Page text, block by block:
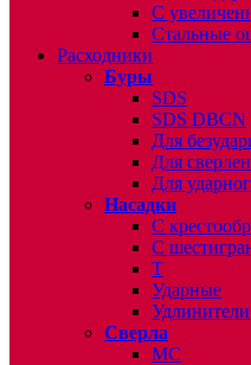
С
Стальные
Расходники
Буры
SDS
SDS DBCN
Для
Для
Для
Насадки
С
С
T
Ударные
Удлинители
Сверла
МС